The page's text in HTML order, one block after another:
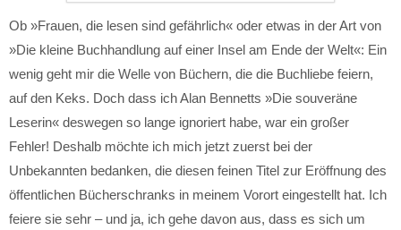
Ob »Frauen, die lesen sind gefährlich« oder etwas in der Art von
»Die kleine Buchhandlung auf einer Insel am Ende der Welt«: Ein
wenig geht mir die Welle von Büchern, die die Buchliebe feiern,
auf den Keks. Doch dass ich Alan Bennetts »Die souveräne
Leserin« deswegen so lange ignoriert habe, war ein großer
Fehler! Deshalb möchte ich mich jetzt zuerst bei der
Unbekannten bedanken, die diesen feinen Titel zur Eröffnung des
öffentlichen Bücherschranks in meinem Vorort eingestellt hat. Ich
feiere sie sehr – und ja, ich gehe davon aus, dass es sich um